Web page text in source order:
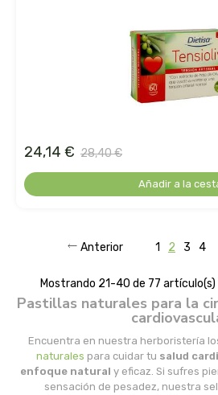
Pastillas naturales para la
Encuentra en nuestra herboristería
naturales para cuidar tu salud
enfoque natural y eficaz. Si sufres
sensación de pesadez, nuestra
24,14 € 28,40 €
Añadir a la
Anterior 1 2 3 4
Mostrando 21-40 de 77 artículo(s)
marcus rohrer
masmi
mimasa
mon
msr laboratorios